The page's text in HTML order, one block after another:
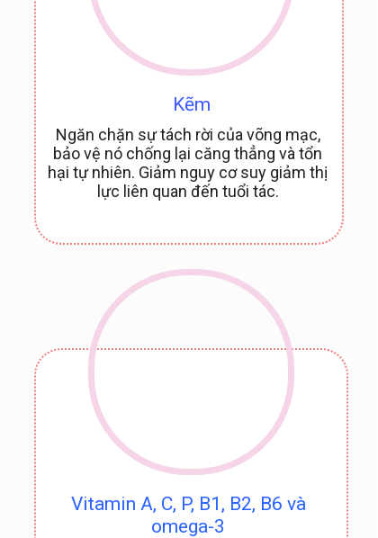
Vitamin A, C, P, B1, B2, B6 và
omega-3
Kẽm
Ngăn chặn sự tách rời của võng mạc,
bảo vệ nó chống lại căng thẳng và tổn
hại tự nhiên. Giảm nguy cơ suy giảm thị
lực liên quan đến tuổi tác.